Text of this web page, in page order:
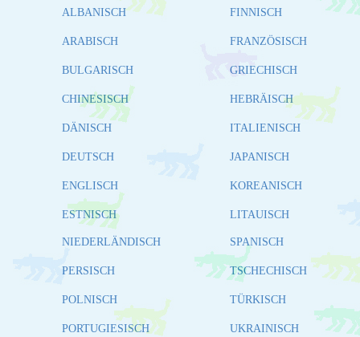
ALBANISCH
ARABISCH
BULGARISCH
CHINESISCH
DÄNISCH
DEUTSCH
ENGLISCH
ESTNISCH
FINNISCH
FRANZÖSISCH
GRIECHISCH
HEBRÄISCH
ITALIENISCH
JAPANISCH
KOREANISCH
LITAUISCH
NIEDERLÄNDISCH
PERSISCH
POLNISCH
PORTUGIESISCH
SPANISCH
TSCHECHISCH
TÜRKISCH
UKRAINISCH